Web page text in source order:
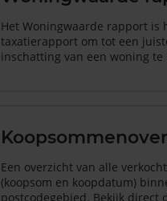
Het Woningwaarde rapport is
taxatierapport om tot een
inschatting van een woning te
Een overzicht van alle
(koopsom en koopdatum)
postcodegebied. Bekijk direct